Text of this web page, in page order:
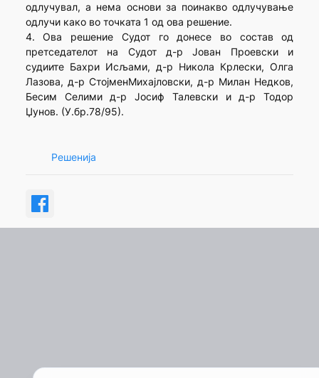
одлучувал, а нема основи за поинакво одлучување
одлучи како во точката 1 од ова решение.
4. Ова решение Судот го донесе во состав од
претседателот на Судот д-р Јован Проевски и
судиите Бахри Исљами, д-р Никола Крлески, Олга
Лазова, д-р СтојменМихајловски, д-р Милан Недков,
Бесим Селими д-р Јосиф Талевски и д-р Тодор
Џунов. (У.бр.78/95).
Решенија